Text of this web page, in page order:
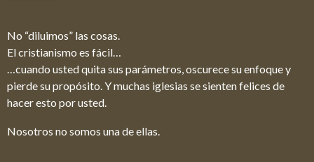
No “diluimos” las cosas.
El cristianismo es fácil…
…cuando usted quita sus parámetros, oscurece su enfoque y
pierde su propósito. Y muchas iglesias se sienten felices de
hacer esto por usted.
Nosotros no somos una de ellas.